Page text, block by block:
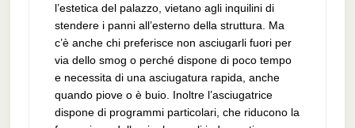
l’estetica del palazzo, vietano agli inquilini di
stendere i panni all’esterno della struttura. Ma
c’è anche chi preferisce non asciugarli fuori per
via dello smog o perché dispone di poco tempo
e necessita di una asciugatura rapida, anche
quando piove o è buio. Inoltre l’asciugatrice
dispone di programmi particolari, che riducono la